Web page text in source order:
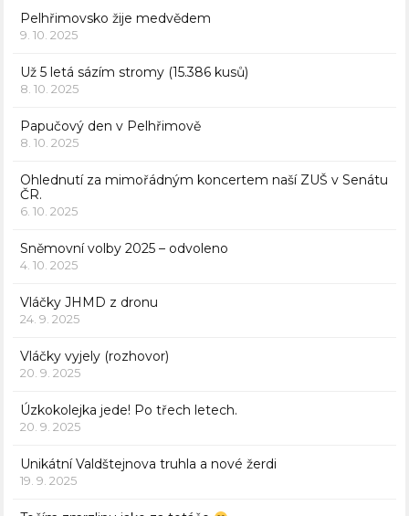
Pelhřimovsko žije medvědem
9. 10. 2025
Už 5 letá sázím stromy (15.386 kusů)
8. 10. 2025
Papučový den v Pelhřimově
8. 10. 2025
Ohlednutí za mimořádným koncertem naší ZUŠ v Senátu
ČR.
6. 10. 2025
Sněmovní volby 2025 – odvoleno
4. 10. 2025
Vláčky JHMD z dronu
24. 9. 2025
Vláčky vyjely (rozhovor)
20. 9. 2025
Úzkokolejka jede! Po třech letech.
20. 9. 2025
Unikátní Valdštejnova truhla a nové žerdi
19. 9. 2025